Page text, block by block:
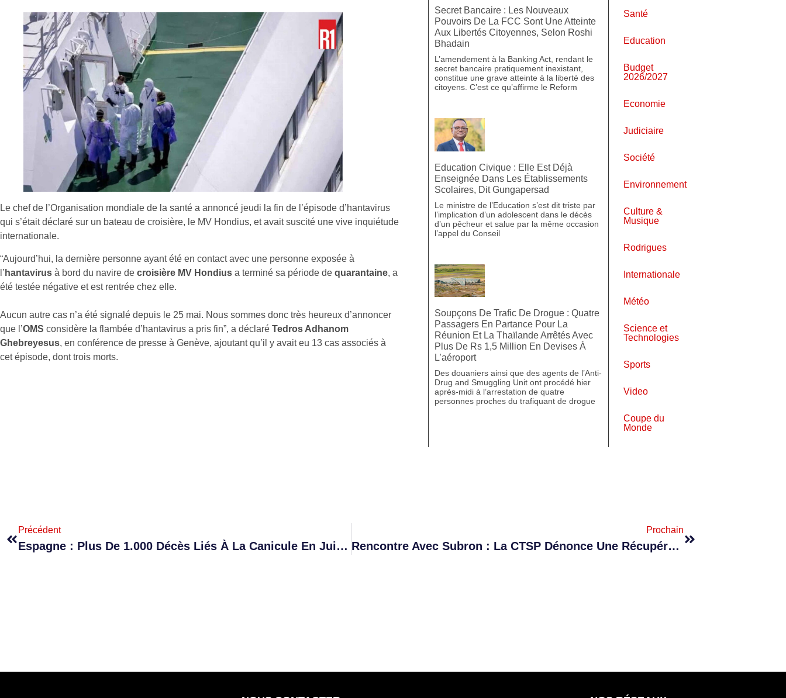
Le chef de l’Organisation mondiale de la santé a annoncé jeudi la fin de l’épisode d’hantavirus
qui s’était déclaré sur un bateau de croisière, le MV Hondius, et avait suscité une vive inquiétude
internationale.
“Aujourd’hui, la dernière personne ayant été en contact avec une personne exposée à
l’ hantavirus à bord du navire de croisière MV Hondius a terminé sa période de quarantaine, a
été testée négative et est rentrée chez elle.
Aucun autre cas n’a été signalé depuis le 25 mai. Nous sommes donc très heureux d’annoncer
que l’OMS considère la flambée d’hantavirus a pris fin”, a déclaré Tedros Adhanom
Ghebreyesus, en conférence de presse à Genève, ajoutant qu’il y avait eu 13 cas associés à
cet épisode, dont trois morts.
Secret Bancaire : Les Nouveaux
Pouvoirs De La FCC Sont Une Atteinte
Aux Libertés Citoyennes, Selon Roshi
Bhadain
L’amendement à la Banking Act, rendant le
secret bancaire pratiquement inexistant,
constitue une grave atteinte à la liberté des
citoyens. C’est ce qu’affirme le Reform
Education Civique : Elle Est Déjà
Enseignée Dans Les Établissements
Scolaires, Dit Gungapersad
Le ministre de l’Education s’est dit triste par
l’implication d’un adolescent dans le décès
d’un pêcheur et salue par la même occasion
l’appel du Conseil
Soupçons De Trafic De Drogue : Quatre
Passagers En Partance Pour La
Réunion Et La Thaïlande Arrêtés Avec
Plus De Rs 1,5 Million En Devises À
L’aéroport
Des douaniers ainsi que des agents de l’Anti-
Drug and Smuggling Unit ont procédé hier
après-midi à l’arrestation de quatre
personnes proches du trafiquant de drogue
Santé
Education
Budget
2026/2027
Economie
Judiciaire
Société
Environnement
Culture &
Musique
Rodrigues
Internationale
Météo
Science et
Technologies
Sports
Video
Coupe du
Monde
Précédent
Espagne : Plus De 1.000 Décès Liés À La Canicule En Juin, Un Record Historique
Prochain
Rencontre Avec Subron : La CTSP Dénonce Une Récupération De La Platform Komin Syndikal